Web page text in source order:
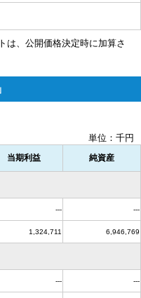
は、公開価格決定時に加算さ
単位：千円
当期利益 純資産
--- ---
1,324,711 6,946,769
--- ---